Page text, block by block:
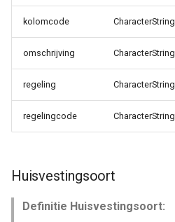
kolomcode CharacterString
omschrijving CharacterString
regeling CharacterString
regelingcode CharacterString
Huisvestingsoort
Definitie Huisvestingsoort: